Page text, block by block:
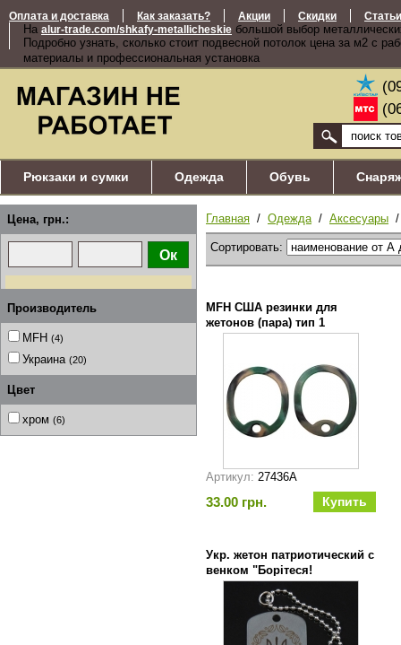
Оплата и доставка Как заказать? Акции Скидки Статьи
На alur-trade.com/shkafy-metallicheskie большой выбор
Подробно узнать, сколько стоит подвесной потолок цена за м2 с
материалы и профессиональная установка
Рюкзаки и сумки Одежда Обувь
Цена, грн.:
Производитель
MFH (4)
Украина (20)
Цвет
хром (6)
Главная / Одежда/ Аксесуары
Сортировать:
MFH США резинки для
жетонов (пара) тип 1
Артикул: 27436A
33.00 грн.
Укр. жетон патриотический с
венком "Борітеся!
Поборете!"